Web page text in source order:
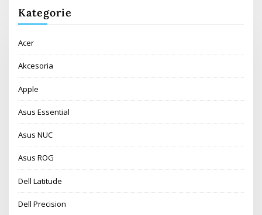
Kategorie
Acer
Akcesoria
Apple
Asus Essential
Asus NUC
Asus ROG
Dell Latitude
Dell Precision